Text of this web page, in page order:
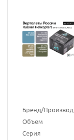
Бренд/
Объем
Серия